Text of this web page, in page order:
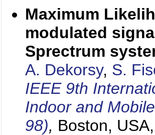
Maximum
modulated
Sprectrum
A. Dekorsy, S.
IEEE 9th
Indoor and
98), Boston,